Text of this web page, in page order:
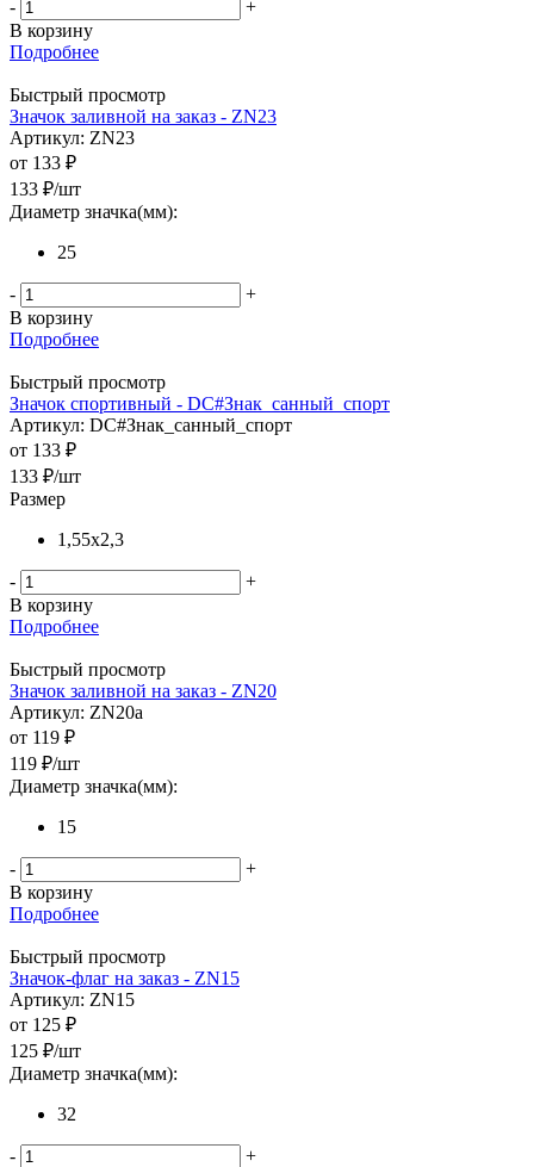
-
+
В корзину
Подробнее
Быстрый просмотр
Значок заливной на заказ - ZN23
Артикул: ZN23
от 133 ₽
133 ₽/шт
Диаметр значка(мм):
25
-
+
В корзину
Подробнее
Быстрый просмотр
Значок спортивный - DC#Знак_санный_спорт
Артикул: DC#Знак_санный_спорт
от 133 ₽
133 ₽/шт
Размер
1,55x2,3
-
+
В корзину
Подробнее
Быстрый просмотр
Значок заливной на заказ - ZN20
Артикул: ZN20a
от 119 ₽
119 ₽/шт
Диаметр значка(мм):
15
-
+
В корзину
Подробнее
Быстрый просмотр
Значок-флаг на заказ - ZN15
Артикул: ZN15
от 125 ₽
125 ₽/шт
Диаметр значка(мм):
32
-
+